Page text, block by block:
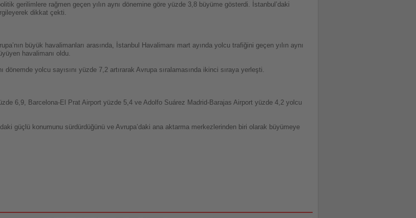
gerilimlere rağmen geçen yılın aynı dönemine göre yüzde 3,8 büyüme gösterdi. İstanbul’daki
dikkat çekti.
büyük havalimanları arasında, İstanbul Havalimanı mart ayında yolcu trafiğini geçen yılın aynı
havalimanı oldu.
dönemde yolcu sayısını yüzde 7,2 artırarak Avrupa sıralamasında ikinci sıraya yerleşti.
6,9, Barcelona-El Prat Airport yüzde 5,4 ve Adolfo Suárez Madrid-Barajas Airport yüzde 4,2 yolcu
güçlü konumunu sürdürdüğünü ve Avrupa’daki ana aktarma merkezlerinden biri olarak büyümeye